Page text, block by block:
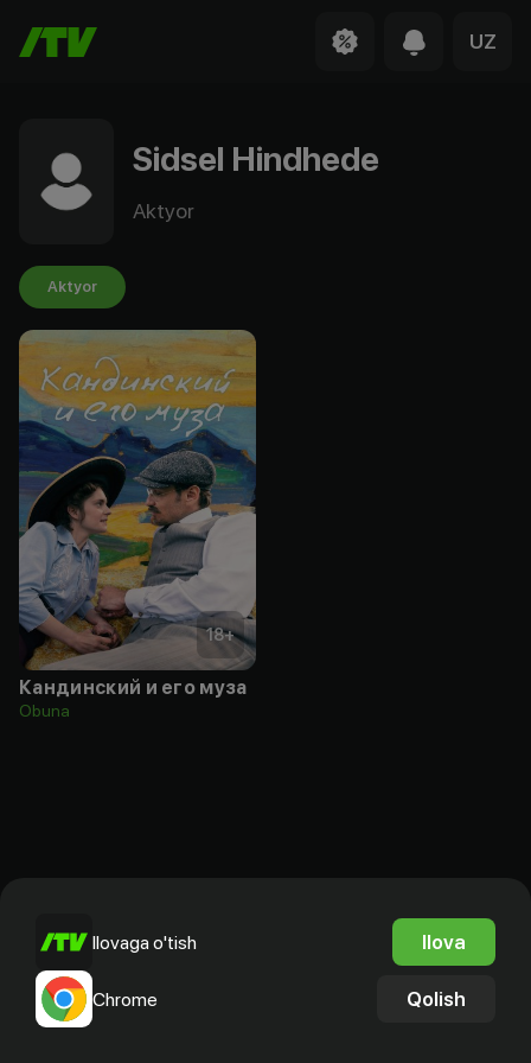
UZ
Sidsel Hindhede
Aktyor
Aktyor
18+
Кандинский и его муза
Obuna
Ilovaga o'tish Ilova
Chrome Qolish